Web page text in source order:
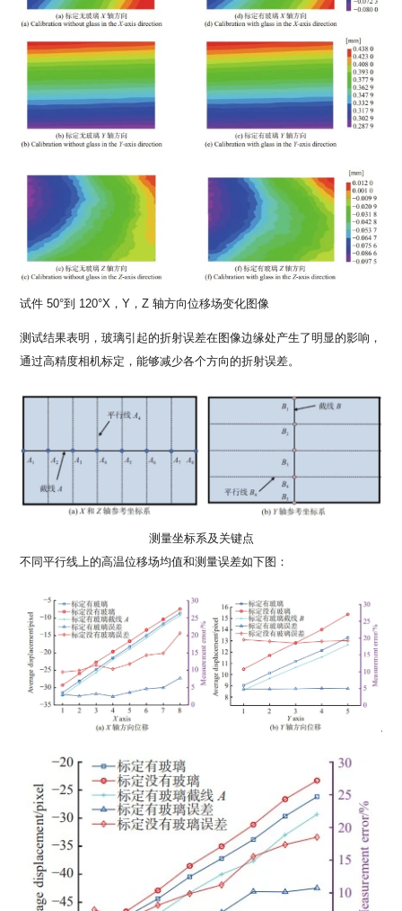
试件 50°到 120°X，Y，Z 轴方向位移场变化图像
测试结果表明，玻璃引起的折射误差在图像边缘处产生了明显的影响，
通过高精度相机标定，能够减少各个方向的折射误差。
测量坐标系及关键点
不同平行线上的高温位移场均值和测量误差如下图：